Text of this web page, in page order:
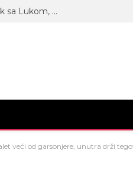
Uživaju u ljubavi: Anita podelila emotivan trenutak sa Lukom, on iz ruku ne ispušta njen trudnički stomak! (FOTO)
veći od garsonjere, unutra drži